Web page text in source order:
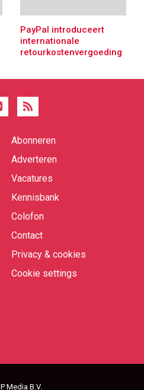
PayPal introduceert
internationale
retourkostenvergoeding
Abonneren
Adverteren
Vacatures
Kennisbank
Colofon
Contact
Privacy & cookies
Cookie settings
Media B.V.